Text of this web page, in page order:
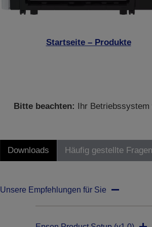
Startseite – Produkte
Bitte beachten:
Ihr
Downloads Häufig gestellte Fragen
Unsere Empfehlungen für Sie